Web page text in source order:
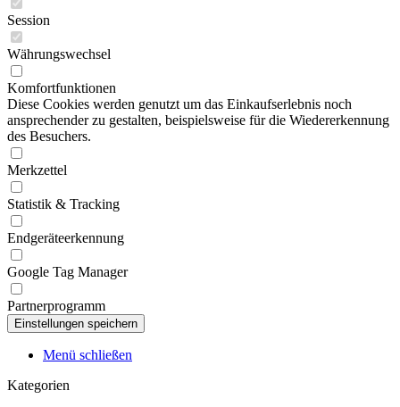
Session
Währungswechsel
Komfortfunktionen
Diese Cookies werden genutzt um das Einkaufserlebnis noch
ansprechender zu gestalten, beispielsweise für die Wiedererkennung
des Besuchers.
Merkzettel
Statistik & Tracking
Endgeräteerkennung
Google Tag Manager
Partnerprogramm
Menü schließen
Kategorien